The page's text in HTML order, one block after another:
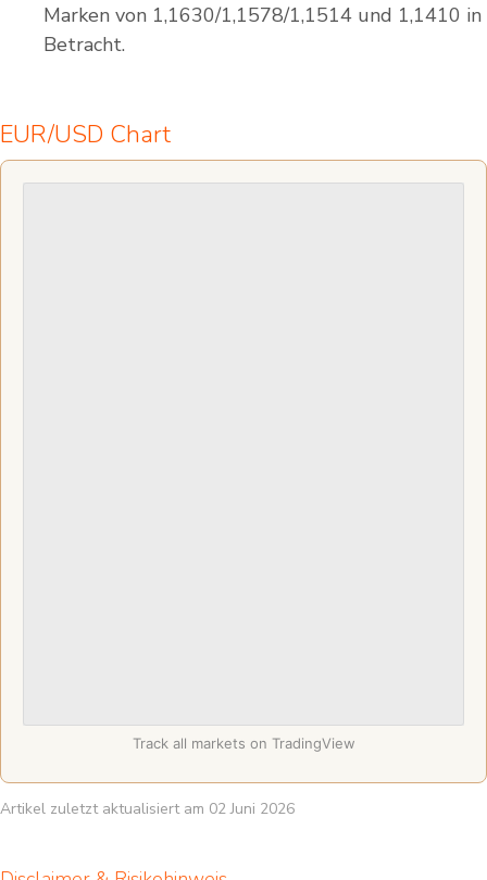
Marken von 1,1630/1,1578/1,1514 und 1,1410 in
Betracht.
EUR/USD Chart
Track all markets on TradingView
Artikel zuletzt aktualisiert am 02 Juni 2026